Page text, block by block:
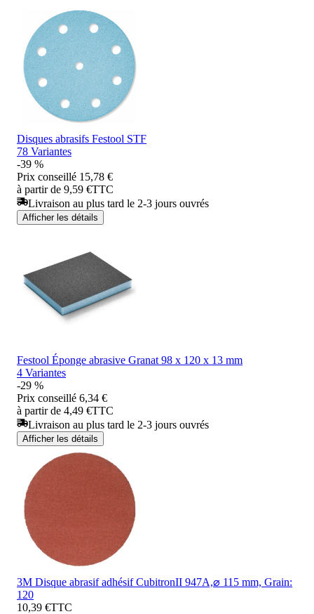
Disques abrasifs Festool STF
78 Variantes
-39 %
Prix conseillé 15,78 €
à partir de 9,59 €TTC
Livraison au plus tard le 2-3 jours ouvrés
Afficher les détails
Festool Éponge abrasive Granat 98 x 120 x 13 mm
4 Variantes
-29 %
Prix conseillé 6,34 €
à partir de 4,49 €TTC
Livraison au plus tard le 2-3 jours ouvrés
Afficher les détails
3M Disque abrasif adhésif CubitronII 947A,⌀ 115 mm, Grain:
120
10,39 €TTC